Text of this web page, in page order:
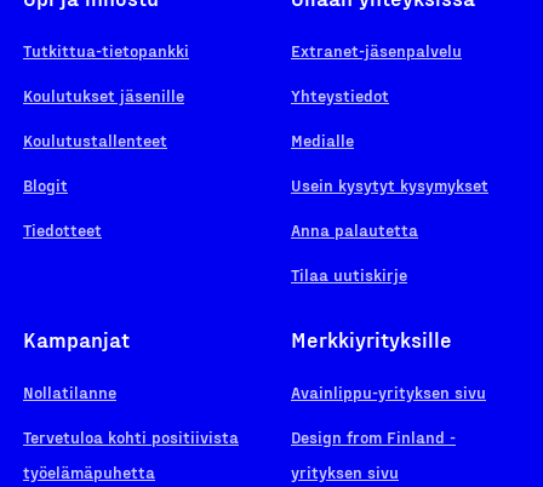
Tutkittua-tietopankki
Koulutukset jäsenille
Koulutustallenteet
Blogit
Tiedotteet
Extranet-jäsenpalvelu
Yhteystiedot
Medialle
Usein kysytyt kysymykset
Anna palautetta
Tilaa uutiskirje
Kampanjat
Nollatilanne
Tervetuloa kohti positiivista
työelämäpuhetta
Merkkiyrityksille
Avainlippu-yrityksen sivu
Design from Finland -
yrityksen sivu